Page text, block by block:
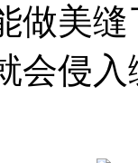
做美
会侵